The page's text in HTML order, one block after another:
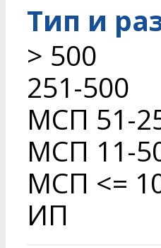
Тип и
> 500
251-500
МСП 51-
МСП 11-
МСП <=
ИП